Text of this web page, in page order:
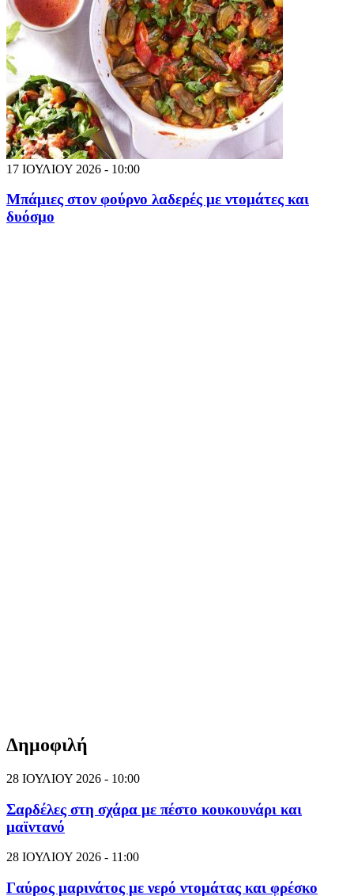
17 ΙΟΥΛΙΟΥ 2026 - 10:00
Μπάμιες στον φούρνο λαδερές με ντομάτες και
δυόσμο
Δημοφιλή
28 ΙΟΥΛΙΟΥ 2026 - 10:00
Σαρδέλες στη σχάρα με πέστο κουκουνάρι και
μαϊντανό
28 ΙΟΥΛΙΟΥ 2026 - 11:00
Γαύρος μαρινάτος με νερό ντομάτας και φρέσκο